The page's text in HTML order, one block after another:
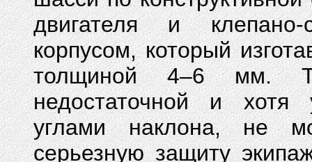
двигателя и
корпусом, который
толщиной 4–6 мм.
недостаточной и хотя
углами наклона, не
серьезную защиту